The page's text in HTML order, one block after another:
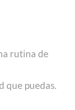
rutina de
que puedas.